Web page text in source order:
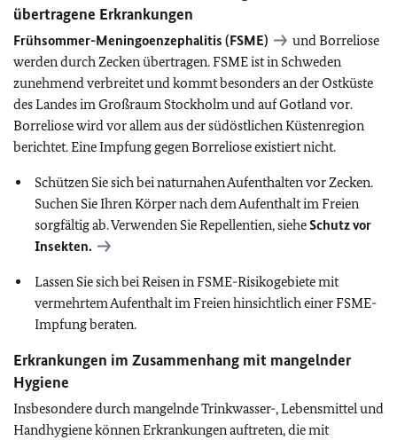
übertragene Erkrankungen
Frühsommer-Meningoenzephalitis (FSME)
und Borreliose
werden durch Zecken übertragen. FSME ist in Schweden
zunehmend verbreitet und kommt besonders an der Ostküste
des Landes im Großraum Stockholm und auf Gotland vor.
Borreliose wird vor allem aus der südöstlichen Küstenregion
berichtet. Eine Impfung gegen Borreliose existiert nicht.
Schützen Sie sich bei naturnahen Aufenthalten vor Zecken.
Suchen Sie Ihren Körper nach dem Aufenthalt im Freien
sorgfältig ab. Verwenden Sie Repellentien, sieheSchutz vor
Insekten.
Lassen Sie sich bei Reisen in FSME-Risikogebiete mit
vermehrtem Aufenthalt im Freien hinsichtlich einer FSME-
Impfung beraten.
Erkrankungen im Zusammenhang mit mangelnder
Hygiene
Insbesondere durch mangelnde Trinkwasser-, Lebensmittel und
Handhygiene können Erkrankungen auftreten, die mit